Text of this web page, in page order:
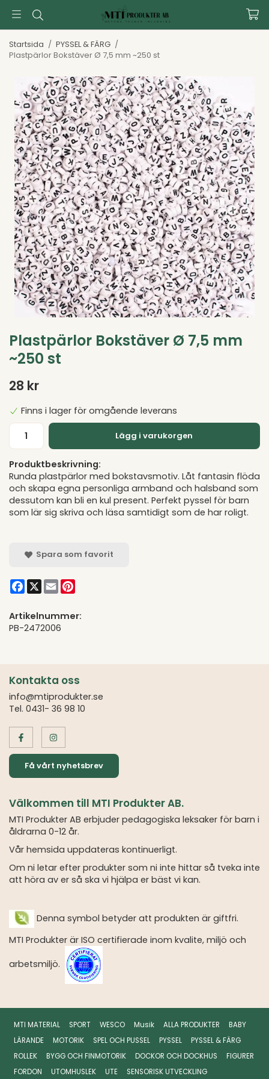
Startsida / PYSSEL & FÄRG /
Plastpärlor Bokstäver Ø 7,5 mm ~250 st
Plastpärlor Bokstäver Ø 7,5 mm
~250 st
28 kr
Finns i lager för omgående leverans
Lägg i varukorgen
Produktbeskrivning:
Runda plastpärlor med bokstavsmotiv. Låt fantasin flöda
och skapa egna personliga armband och halsband som
dessutom kan bli en kul present. Perfekt pyssel för barn
som lär sig skriva och läsa samtidigt som de har roligt.
Spara som favorit
Facebook
X Email
Artikelnummer:
PB-2472006
Kontakta oss
info@mtiprodukter.se
Tel. 0431- 36 98 10
Få vårt nyhetsbrev
Välkommen till MTI Produkter AB.
MTI Produkter AB erbjuder pedagogiska leksaker för barn i
åldrarna 0-12 år.
Vår hemsida uppdateras kontinuerligt.
Om ni letar efter produkter som ni inte hittar så tveka inte
att höra av er så ska vi hjälpa er bäst vi kan.
Denna symbol betyder att produkten är giftfri.
MTI Produkter är ISO certifierade inom kvalite, miljö och
arbetsmiljö.
MTI MATERIAL SPORT WESCO Musik ALLA PRODUKTER
BABY
LÄRANDE
MOTORIK SPEL OCH PUSSEL PYSSEL
PYSSEL & FÄRG
ROLLEK
BYGG OCH FINMOTORIK DOCKOR OCH DOCKHUS
FIGURER
FORDON
UTOMHUSLEK UTE SENSORISK UTVECKLING